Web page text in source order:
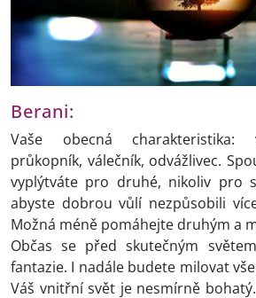
Berani:
Vaše obecná charakteristika:
průkopník, válečník, odvážlivec.
vyplýtváte pro druhé, nikoliv pro
abyste dobrou vůlí nezpůsobili
Možná méně pomáhejte druhým a
Občas se před skutečným
fantazie. I nadále budete milovat
Váš vnitřní svět je nesmírně